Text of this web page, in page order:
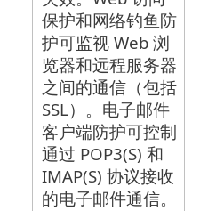
保护和网络钓鱼防
护可监视 Web 浏
览器和远程服务器
之间的通信（包括
SSL）。电子邮件
客户端防护可控制
通过 POP3(S) 和
IMAP(S) 协议接收
的电子邮件通信。